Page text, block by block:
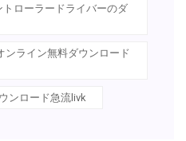
ローラードライバーのダ
ンライン無料ダウンロード
ンロード急流livk